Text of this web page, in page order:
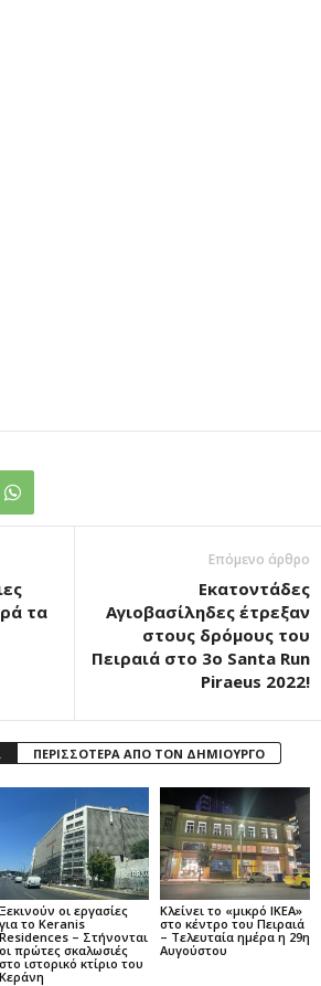
τα
Επόμενο άρθρο
Εκατοντάδες
Αγιοβασίληδες έτρεξαν
στους δρόμους του
Πειραιά στο 3o Santa Run
Piraeus 2022!
ΠΕΡΙΣΣΟΤΕΡΑ ΑΠΟ ΤΟΝ ΔΗΜΙΟΥΡΓΟ
Ξεκινούν οι εργασίες
για το Keranis
Residences – Στήνονται
οι πρώτες σκαλωσιές
στο ιστορικό κτίριο του
Κεράνη
Κλείνει το «μικρό IKEA»
στο κέντρο του Πειραιά
– Τελευταία ημέρα η 29η
Αυγούστου